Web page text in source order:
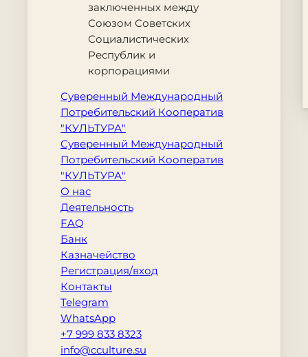
заключенных между
Союзом Советских
Социалистических
Республик и
корпорациями
Суверенный Международный
Потребительский Кооператив
"КУЛЬТУРА"
Суверенный Международный
Потребительский Кооператив
"КУЛЬТУРА"
О нас
Деятельность
FAQ
Банк
Казначейство
Регистрация/вход
Контакты
Telegram
WhatsApp
+7 999 833 8323
info@cculture.su